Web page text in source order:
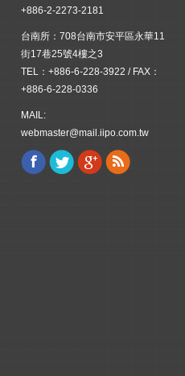
+886-2-2273-2181
台南所：708台南市安平區永華11
街17巷25號4樓之3
TEL：+886-6-228-3922 / FAX：
+886-6-228-0336
MAIL:
webmaster@mail.iipo.com.tw
Find us on:
Facebook
TwitterGoogle+
Rss